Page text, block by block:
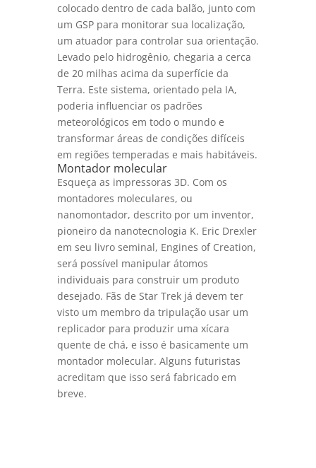
colocado dentro de cada balão, junto com
um GSP para monitorar sua localização,
um atuador para controlar sua orientação.
Levado pelo hidrogênio, chegaria a cerca
de 20 milhas acima da superfície da
Terra. Este sistema, orientado pela IA,
poderia influenciar os padrões
meteorológicos em todo o mundo e
transformar áreas de condições difíceis
em regiões temperadas e mais habitáveis.
Montador molecular
Esqueça as impressoras 3D. Com os
montadores moleculares, ou
nanomontador, descrito por um inventor,
pioneiro da nanotecnologia K. Eric Drexler
em seu livro seminal, Engines of Creation,
será possível manipular átomos
individuais para construir um produto
desejado. Fãs de Star Trek já devem ter
visto um membro da tripulação usar um
replicador para produzir uma xícara
quente de chá, e isso é basicamente um
montador molecular. Alguns futuristas
acreditam que isso será fabricado em
breve.